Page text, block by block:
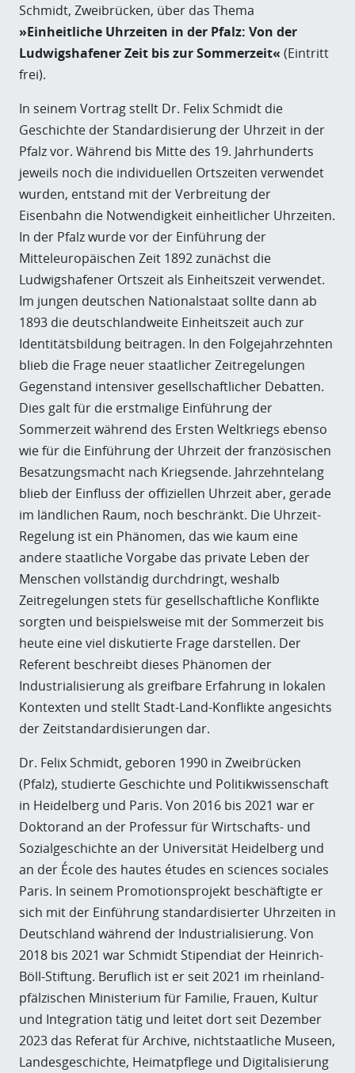
Schmidt, Zweibrücken, über das Thema
»Einheitliche Uhrzeiten in der Pfalz: Von der
Ludwigshafener Zeit bis zur Sommerzeit« (Eintritt
frei).
In seinem Vortrag stellt Dr. Felix Schmidt die
Geschichte der Standardisierung der Uhrzeit in der
Pfalz vor. Während bis Mitte des 19. Jahrhunderts
jeweils noch die individuellen Ortszeiten verwendet
wurden, entstand mit der Verbreitung der
Eisenbahn die Notwendigkeit einheitlicher Uhrzeiten.
In der Pfalz wurde vor der Einführung der
Mitteleuropäischen Zeit 1892 zunächst die
Ludwigshafener Ortszeit als Einheitszeit verwendet.
Im jungen deutschen Nationalstaat sollte dann ab
1893 die deutschlandweite Einheitszeit auch zur
Identitätsbildung beitragen. In den Folgejahrzehnten
blieb die Frage neuer staatlicher Zeitregelungen
Gegenstand intensiver gesellschaftlicher Debatten.
Dies galt für die erstmalige Einführung der
Sommerzeit während des Ersten Weltkriegs ebenso
wie für die Einführung der Uhrzeit der französischen
Besatzungsmacht nach Kriegsende. Jahrzehntelang
blieb der Einfluss der offiziellen Uhrzeit aber, gerade
im ländlichen Raum, noch beschränkt. Die Uhrzeit-
Regelung ist ein Phänomen, das wie kaum eine
andere staatliche Vorgabe das private Leben der
Menschen vollständig durchdringt, weshalb
Zeitregelungen stets für gesellschaftliche Konflikte
sorgten und beispielsweise mit der Sommerzeit bis
heute eine viel diskutierte Frage darstellen. Der
Referent beschreibt dieses Phänomen der
Industrialisierung als greifbare Erfahrung in lokalen
Kontexten und stellt Stadt-Land-Konflikte angesichts
der Zeitstandardisierungen dar.
Dr. Felix Schmidt, geboren 1990 in Zweibrücken
(Pfalz), studierte Geschichte und Politikwissenschaft
in Heidelberg und Paris. Von 2016 bis 2021 war er
Doktorand an der Professur für Wirtschafts- und
Sozialgeschichte an der Universität Heidelberg und
an der École des hautes études en sciences sociales
Paris. In seinem Promotionsprojekt beschäftigte er
sich mit der Einführung standardisierter Uhrzeiten in
Deutschland während der Industrialisierung. Von
2018 bis 2021 war Schmidt Stipendiat der Heinrich-
Böll-Stiftung. Beruflich ist er seit 2021 im rheinland-
pfälzischen Ministerium für Familie, Frauen, Kultur
und Integration tätig und leitet dort seit Dezember
2023 das Referat für Archive, nichtstaatliche Museen,
Landesgeschichte, Heimatpflege und Digitalisierung